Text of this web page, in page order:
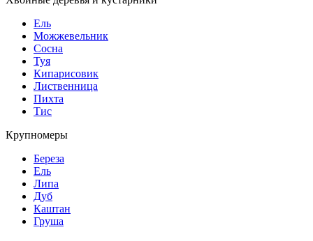
Ель
Можжевельник
Сосна
Туя
Кипарисовик
Лиственница
Пихта
Тис
Крупномеры
Береза
Ель
Липа
Дуб
Каштан
Груша